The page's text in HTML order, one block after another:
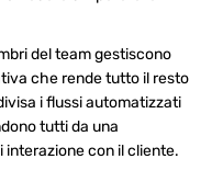
del team gestiscono
che rende tutto il resto
i flussi automatizzati
tutti da una
con il cliente.